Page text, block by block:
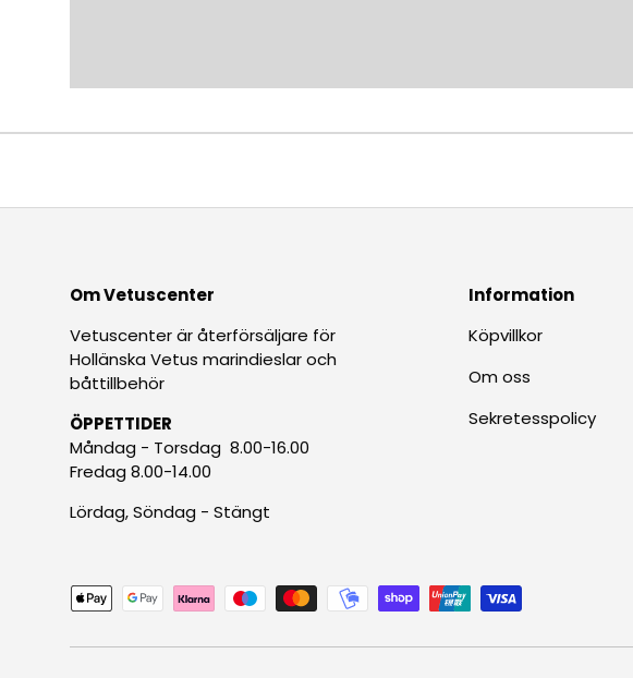
Om Vetuscenter
Vetuscenter är återförsäljare för
Hollänska Vetus marindieslar och
båttillbehör
ÖPPETTIDER
Måndag - Torsdag 8.00-16.00
Fredag 8.00-14.00
Lördag, Söndag - Stängt
Information
Köpvillkor
Om oss
Sekretesspolicy
Betalningsmetoder accepteras